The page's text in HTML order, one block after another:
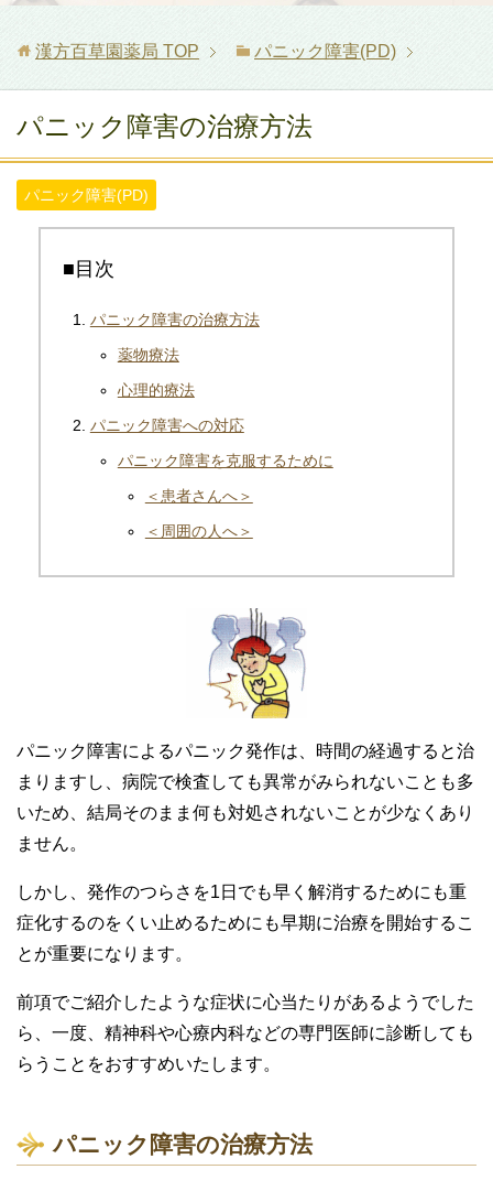
漢方百草園薬局 TOP パニック障害(PD)
パニック障害の治療方法
パニック障害(PD)
■目次
パニック障害の治療方法
薬物療法
心理的療法
パニック障害への対応
パニック障害を克服するために
＜患者さんへ＞
＜周囲の人へ＞
パニック障害によるパニック発作は、時間の経過すると治
まりますし、病院で検査しても異常がみられないことも多
いため、結局そのまま何も対処されないことが少なくあり
ません。
しかし、発作のつらさを1日でも早く解消するためにも重
症化するのをくい止めるためにも早期に治療を開始するこ
とが重要になります。
前項でご紹介したような症状に心当たりがあるようでした
ら、一度、精神科や心療内科などの専門医師に診断しても
らうことをおすすめいたします。
パニック障害の治療方法